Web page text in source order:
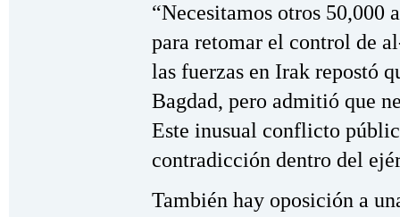
“Necesitamos otros 50,000
para retomar el control de
las fuerzas en Irak repostó
Bagdad, pero admitió que
Este inusual conflicto
contradicción dentro del
También hay oposición a